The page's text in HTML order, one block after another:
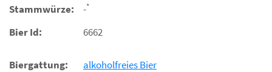
Stammwürze: -*
Bier Id: 6662
Biergattung:
alkoholfreies Bier